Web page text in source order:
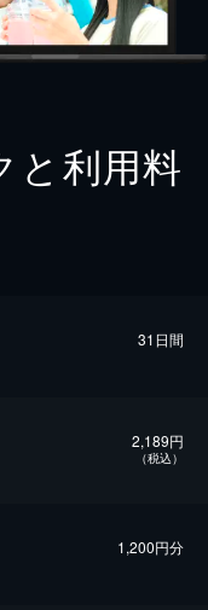
と利用料
31日間
2,189円
（税込）
1,200円分